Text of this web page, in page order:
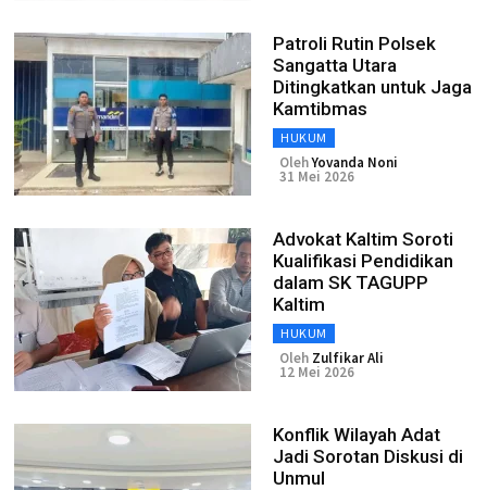
Patroli Rutin Polsek
Sangatta Utara
Ditingkatkan untuk Jaga
Kamtibmas
HUKUM
OlehYovanda Noni
31 Mei 2026
Advokat Kaltim Soroti
Kualifikasi Pendidikan
dalam SK TAGUPP
Kaltim
HUKUM
Oleh Zulfikar Ali
12 Mei 2026
Konflik Wilayah Adat
Jadi Sorotan Diskusi di
Unmul